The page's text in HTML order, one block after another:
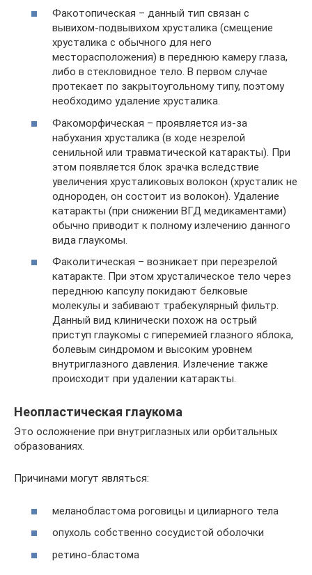
Факотопическая – данный тип связан с
вывихом-подвывихом хрусталика (смещение
хрусталика с обычного для него
месторасположения) в переднюю камеру глаза,
либо в стекловидное тело. В первом случае
протекает по закрытоугольному типу, поэтому
необходимо удаление хрусталика.
Факоморфическая – проявляется из-за
набухания хрусталика (в ходе незрелой
сенильной или травматической катаракты). При
этом появляется блок зрачка вследствие
увеличения хрусталиковых волокон (хрусталик не
однороден, он состоит из волокон). Удаление
катаракты (при снижении ВГД медикаментами)
обычно приводит к полному излечению данного
вида глаукомы.
Факолитическая – возникает при перезрелой
катаракте. При этом хрусталическое тело через
переднюю капсулу покидают белковые
молекулы и забивают трабекулярный фильтр.
Данный вид клинически похож на острый
приступ глаукомы с гиперемией глазного яблока,
болевым синдромом и высоким уровнем
внутриглазного давления. Излечение также
происходит при удалении катаракты.
Неопластическая глаукома
Это осложнение при внутриглазных или орбитальных
образованиях.
Причинами могут являться:
меланобластома роговицы и цилиарного тела
опухоль собственно сосудистой оболочки
ретино-бластома